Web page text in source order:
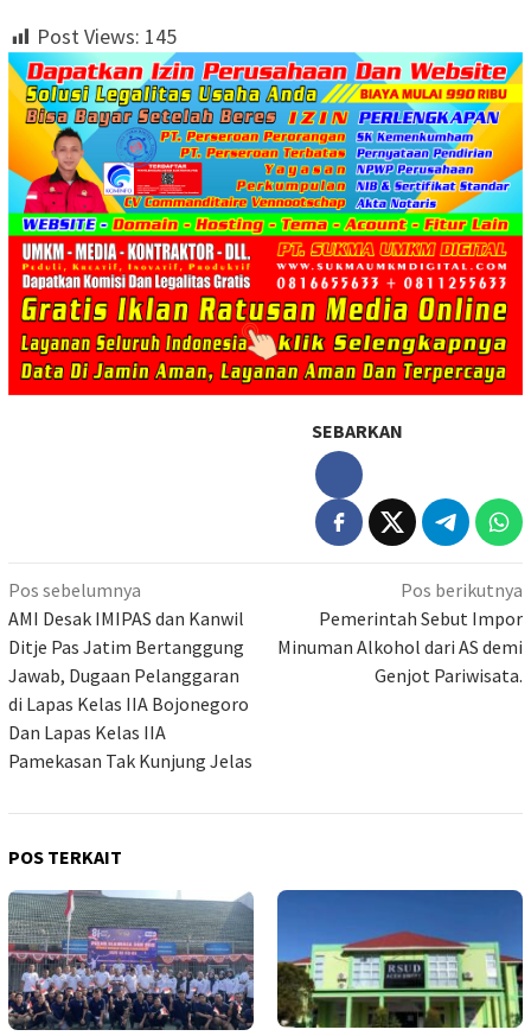
Post Views: 145
SEBARKAN
Navigasi
pos
Pos sebelumnya
AMI Desak IMIPAS dan Kanwil
Ditje Pas Jatim Bertanggung
Jawab, Dugaan Pelanggaran
di Lapas Kelas IIA Bojonegoro
Dan Lapas Kelas IIA
Pamekasan Tak Kunjung Jelas
Pos berikutnya
Pemerintah Sebut Impor
Minuman Alkohol dari AS demi
Genjot Pariwisata.
POS TERKAIT